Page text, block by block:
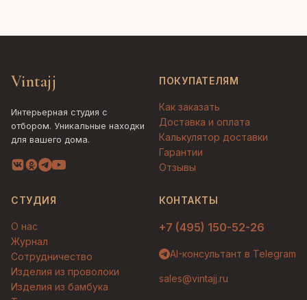
Vintajj
Интерьерная студия с
отбором. Уникальные находки
для вашего дома.
ПОКУПАТЕЛЯМ
Как заказать
Доставка и оплата
Калькулятор доставки
Гарантии
Отзывы
СТУДИЯ
О нас
Журнал
Сотрудничество
Изделия из проволоки
Изделия из бамбука
КОНТАКТЫ
+7 (495) 150-52-26
AI-консультант в Telegram
sales@vintajj.ru